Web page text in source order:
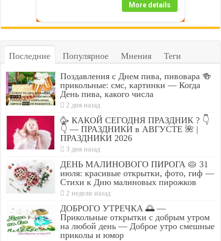
More details
Последние Популярное Мнения Теги
Поздавления с Днем пива, пивовара 🍻
прикольные: смс, картинки — Когда
День пива, какого числа
2 дня назад
🥳 КАКОЙ СЕГОДНЯ ПРАЗДНИК ? 👇
👇 — ПРАЗДНИКИ в АВГУСТЕ 🌺 |
ПРАЗДНИКИ 2026
3 дня назад
ДЕНЬ МАЛИНОВОГО ПИРОГА 🥧 31
июля: красивые открытки, фото, гиф —
Стихи к Дню малиновых пирожков
2 недели назад
ДОБРОГО УТРЕЧКА 🌅 —
Прикольные открытки с добрым утром
на любой день — Доброе утро смешные
приколы и юмор